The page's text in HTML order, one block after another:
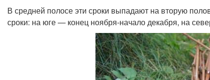
В средней полосе эти сроки выпадают на вторую
сроки: на юге — конец ноября-начало декабря, на